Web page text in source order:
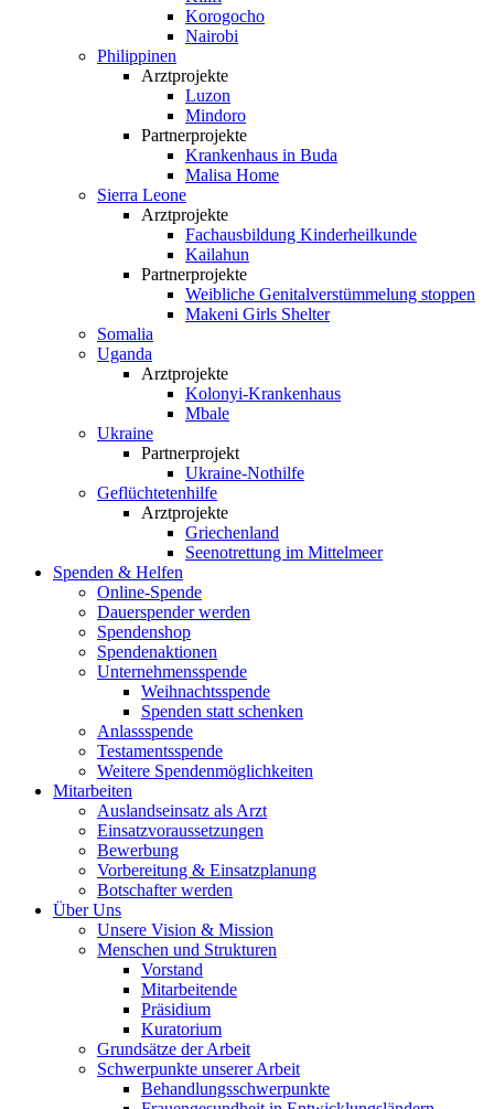
Korogocho
Nairobi
Philippinen
Arztprojekte
Luzon
Mindoro
Partnerprojekte
Krankenhaus in Buda
Malisa Home
Sierra Leone
Arztprojekte
Fachausbildung Kinderheilkunde
Kailahun
Partnerprojekte
Weibliche Genital­verstümmelung stoppen
Makeni Girls Shelter
Somalia
Uganda
Arztprojekte
Kolonyi-Krankenhaus
Mbale
Ukraine
Partnerprojekt
Ukraine-Nothilfe
Geflüchtetenhilfe
Arztprojekte
Griechenland
Seenotrettung im Mittelmeer
Spenden & Helfen
Online-Spende
Dauerspender werden
Spendenshop
Spendenaktionen
Unternehmens­spende
Weihnachtsspende
Spenden statt schenken
Anlassspende
Testamentsspende
Weitere Spenden­möglichkeiten
Mitarbeiten
Auslandseinsatz als Arzt
Einsatzvoraussetzungen
Bewerbung
Vorbereitung & Einsatzplanung
Botschafter werden
Über Uns
Unsere Vision & Mission
Menschen und Strukturen
Vorstand
Mitarbeitende
Präsidium
Kuratorium
Grundsätze der Arbeit
Schwerpunkte unserer Arbeit
Behandlungs­schwerpunkte